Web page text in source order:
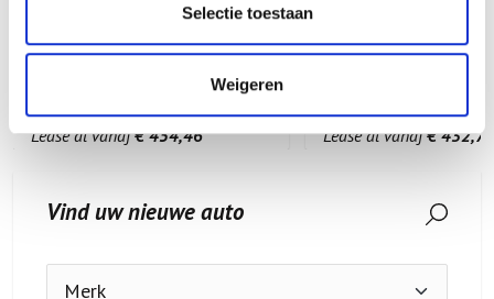
Selectie toestaan
Weigeren
Vind uw nieuwe auto
95130 km
Lease al vanaf€ 454,46 Lease al vanaf€ 432,77